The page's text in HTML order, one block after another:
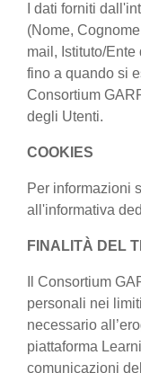
I dati forniti
(Nome,
mail, Istituto/
fino a quando si
Consortium
degli Utenti.
COOKIES
Per informazioni
all'informativa
FINALITÀ DEL
Il Consortium
personali nei
necessario
piattaforma
comunicazioni